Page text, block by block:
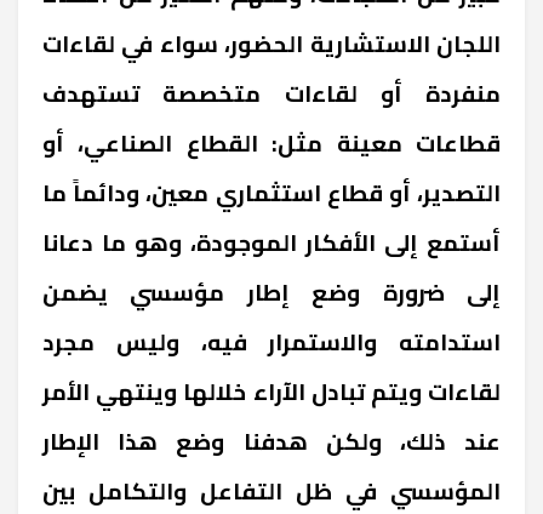
اللجان الاستشارية الحضور، سواء في لقاءات
منفردة أو لقاءات متخصصة تستهدف
قطاعات معينة مثل: القطاع الصناعي، أو
التصدير، أو قطاع استثماري معين، ودائماً ما
أستمع إلى الأفكار الموجودة، وهو ما دعانا
إلى ضرورة وضع إطار مؤسسي يضمن
استدامته والاستمرار فيه، وليس مجرد
لقاءات ويتم تبادل الآراء خلالها وينتهي الأمر
عند ذلك، ولكن هدفنا وضع هذا الإطار
المؤسسي في ظل التفاعل والتكامل بين